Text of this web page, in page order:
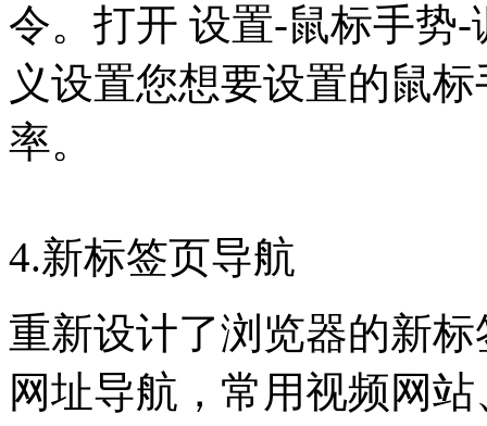
令。打开 设置-鼠标手势
义设置您想要设置的鼠
率。
4.新标签页导航
重新设计了浏览器的新
网址导航，常用视频网